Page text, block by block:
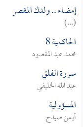
إمضاء .. ولدك المقصر
(...)
الحاكمية 8
محمد عبد المقصود
سورة الفلق
عبد الله الخليفي
المسؤولية
أيمن صيدح